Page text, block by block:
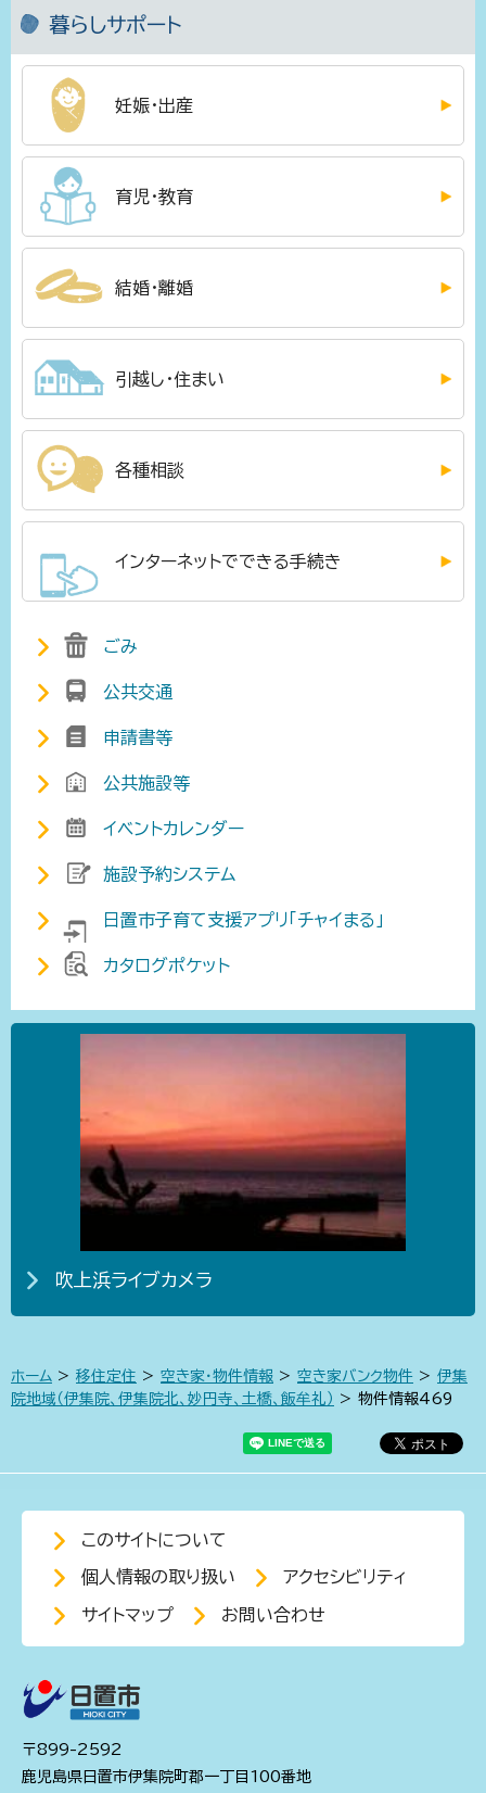
暮らしサポート
妊娠・出産
育児・教育
結婚・離婚
引越し・住まい
各種相談
インターネットでできる手続き
ごみ
公共交通
申請書等
公共施設等
イベントカレンダー
施設予約システム
日置市子育て支援アプリ「チャイまる」
カタログポケット
吹上浜ライブカメラ
ホーム > 移住定住 > 空き家・物件情報 > 空き家バンク物件 > 伊集
院地域（伊集院、伊集院北、妙円寺、土橋、飯牟礼） > 物件情報469
このサイトについて
個人情報の取り扱い アクセシビリティ
サイトマップ お問い合わせ
〒899-2592
鹿児島県日置市伊集院町郡一丁目100番地